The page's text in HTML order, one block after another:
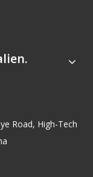
Road, High-Tech